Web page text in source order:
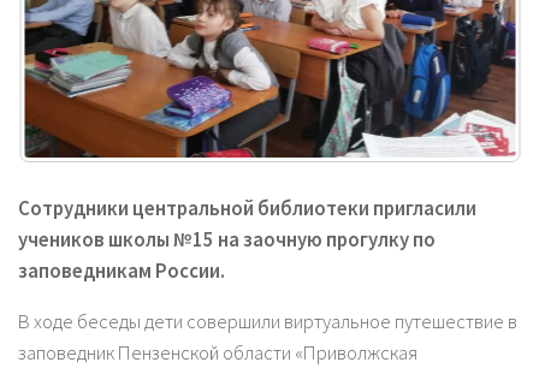
Сотрудники центральной библиотеки пригласили
учеников школы №15 на заочную прогулку по
заповедникам России.
В ходе беседы дети совершили виртуальное путешествие в
заповедник Пензенской области «Приволжская